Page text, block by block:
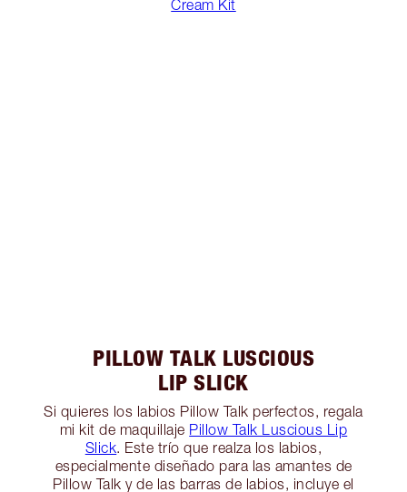
Cream Kit
PILLOW TALK LUSCIOUS
LIP SLICK
Si quieres los labios Pillow Talk perfectos, regala
mi kit de maquillaje Pillow Talk Luscious Lip
Slick. Este trío que realza los labios,
especialmente diseñado para las amantes de
Pillow Talk y de las barras de labios, incluye el